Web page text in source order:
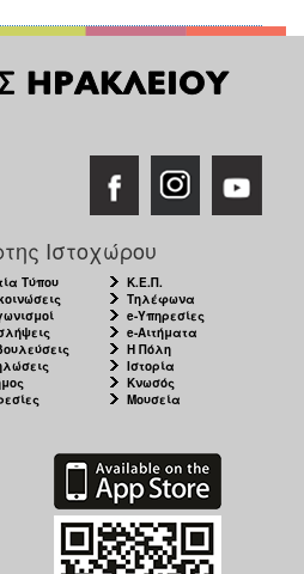
Ιστοχώρου
Τύπου
Κ.Ε.Π.
Τηλέφωνα
e-Υπηρεσίες
e-Αιτήματα
Η Πόλη
Ιστορία
Κνωσός
Μουσεία